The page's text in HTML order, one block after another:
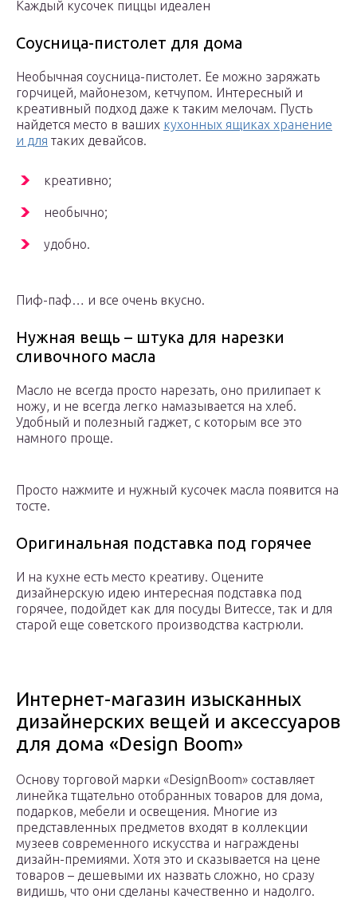
Каждый кусочек пиццы идеален
Соусница-пистолет для дома
Необычная соусница-пистолет. Ее можно заряжать
горчицей, майонезом, кетчупом. Интересный и
креативный подход даже к таким мелочам. Пусть
найдется место в ваших кухонных ящиках хранение
и для таких девайсов.
креативно;
необычно;
удобно.
Пиф-паф… и все очень вкусно.
Нужная вещь – штука для нарезки
сливочного масла
Масло не всегда просто нарезать, оно прилипает к
ножу, и не всегда легко намазывается на хлеб.
Удобный и полезный гаджет, с которым все это
намного проще.
Просто нажмите и нужный кусочек масла появится на
тосте.
Оригинальная подставка под горячее
И на кухне есть место креативу. Оцените
дизайнерскую идею интересная подставка под
горячее, подойдет как для посуды Витессе, так и для
старой еще советского производства кастрюли.
Интернет-магазин изысканных
дизайнерских вещей и аксессуаров
для дома «Design Boom»
Основу торговой марки «DesignBoom» составляет
линейка тщательно отобранных товаров для дома,
подарков, мебели и освещения. Многие из
представленных предметов входят в коллекции
музеев современного искусства и награждены
дизайн-премиями. Хотя это и сказывается на цене
товаров – дешевыми их назвать сложно, но сразу
видишь, что они сделаны качественно и надолго.